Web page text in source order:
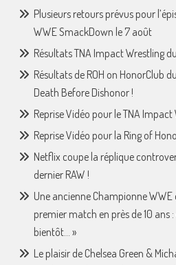
Plusieurs retours prévus pour
WWE SmackDown le 7 août
Résultats TNA Impact Wrestling
Résultats de ROH on HonorClub
Death Before Dishonor !
Reprise Vidéo pour le TNA
Reprise Vidéo pour la Ring of
Netflix coupe la réplique
dernier RAW !
Une ancienne Championne
premier match en près de 10 ans :
bientôt… »
Le plaisir de Chelsea Green &